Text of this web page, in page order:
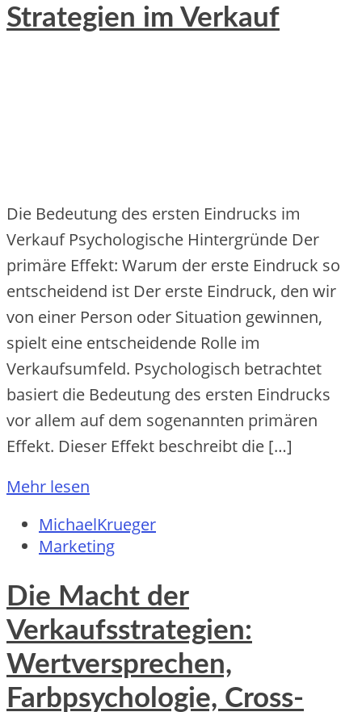
Strategien im Verkauf
Die Bedeutung des ersten Eindrucks im
Verkauf Psychologische Hintergründe Der
primäre Effekt: Warum der erste Eindruck so
entscheidend ist Der erste Eindruck, den wir
von einer Person oder Situation gewinnen,
spielt eine entscheidende Rolle im
Verkaufsumfeld. Psychologisch betrachtet
basiert die Bedeutung des ersten Eindrucks
vor allem auf dem sogenannten primären
Effekt. Dieser Effekt beschreibt die […]
Mehr lesen
MichaelKrueger
Marketing
Die Macht der
Verkaufsstrategien:
Wertversprechen,
Farbpsychologie, Cross-